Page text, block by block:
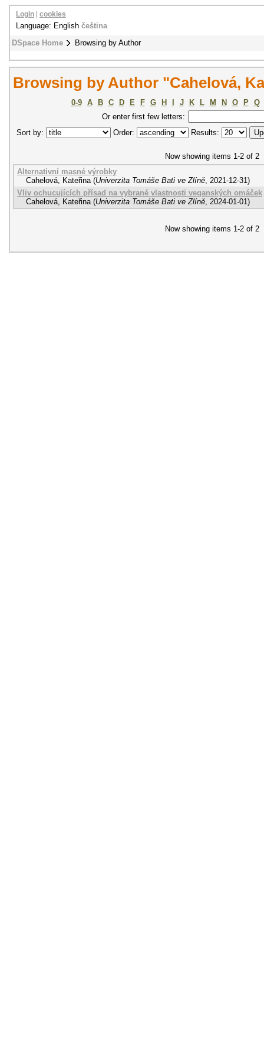
DSpace Home Browsing by Author
Login cookies
Language: English čeština
Browsing by Author "Cahelová,
0-9 A B C D E F G H J K L M N O P
Q
Or enter first few letters:
Sort by:
Order: Results:
Now showing items 1-2 of 2
Alternativní masné výrobky
Cahelová, Kateřina (Univerzita Tomáše Bati ve Zlíně, 2021-12-31)
Vliv ochucujících přísad na vybrané vlastnosti veganských omáček
Cahelová, Kateřina (Univerzita Tomáše Bati ve Zlíně, 2024-01-01)
Now showing items 1-2 of 2